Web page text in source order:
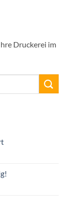
Druckerei im